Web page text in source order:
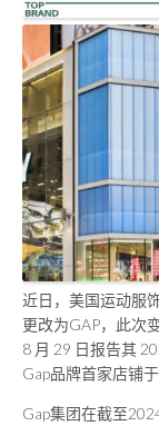
近日，美国运动服
更改为GAP，此次
8 月 29 日报告其
Gap品牌首家店铺
Gap集团在截至